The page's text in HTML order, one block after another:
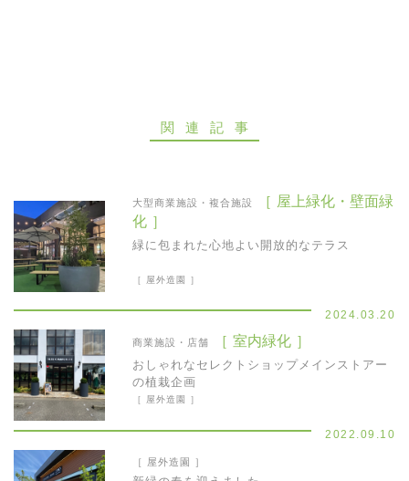
お問い合わせ
関連記事
大型商業施設・複合施設
［ 屋外造園 ］
［ 屋上緑化・壁面緑
化 ］
緑に包まれた心地よい開放的なテラス
2024.03.20
商業施設・店舗
［ 屋外造園 ］
［ 室内緑化 ］
おしゃれなセレクトショップメインストアー
の植栽企画
2022.09.10
［ 屋外造園 ］